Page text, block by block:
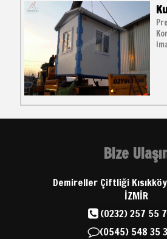
Bize
Demireller Çiftliği
İZMİR
(0232) 257 55
(0545) 548 35